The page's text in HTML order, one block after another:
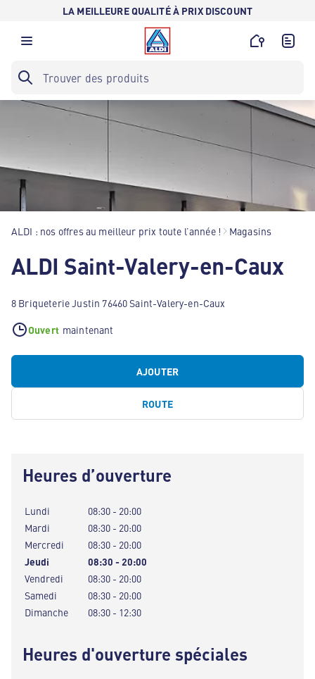
LA MEILLEURE QUALITÉ À PRIX DISCOUNT
ALDI : nos offres au meilleur prix toute l’année ! Magasins
ALDI Saint-Valery-en-Caux
8 Briqueterie Justin 76460 Saint-Valery-en-Caux
Ouvert maintenant
AJOUTER
ROUTE
Heures d’ouverture
Lundi
08:30 - 20:00
Mardi
08:30 - 20:00
Mercredi
08:30 - 20:00
Jeudi
08:30 - 20:00
Vendredi
08:30 - 20:00
Samedi
08:30 - 20:00
Dimanche
08:30 - 12:30
Heures d'ouverture spéciales